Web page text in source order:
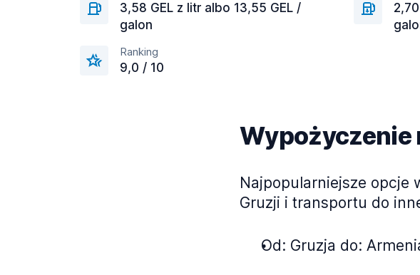
3,58 GEL z litr albo 13,55 GEL /
galon
Ranking
9,0 / 10
Wypożyczenie
Najpopularniejsze opcje
Gruzji i transportu do
Od: Gruzja do: